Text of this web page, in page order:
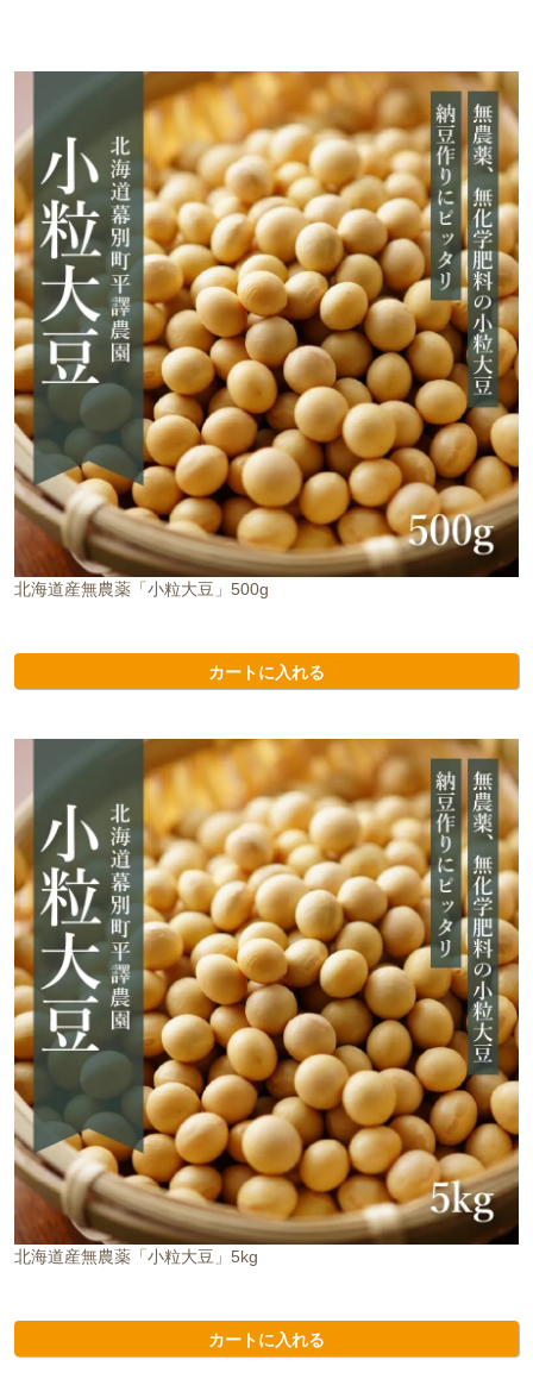
北海道産無農薬「小粒大豆」500g
カートに入れる
北海道産無農薬「小粒大豆」5kg
カートに入れる